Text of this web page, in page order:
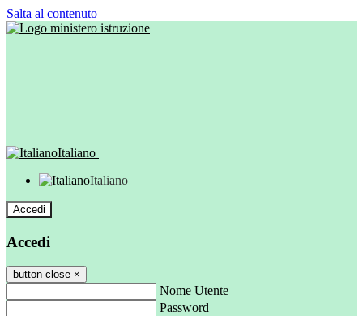
Salta al contenuto
Italiano
Italiano
Accedi
Accedi
button close ×
Nome Utente
Password